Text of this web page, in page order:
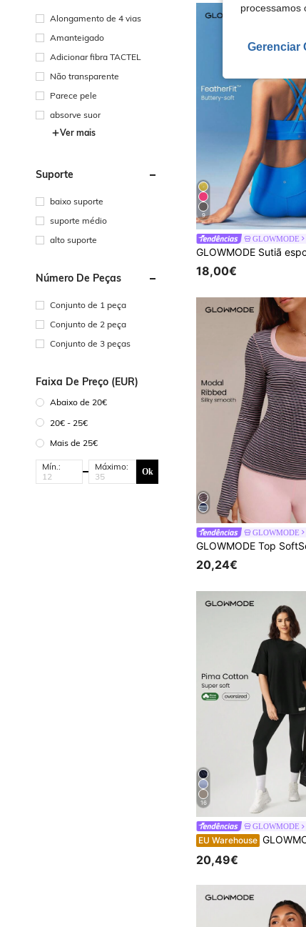
Alongamento de 4 vias
Amanteigado
Adicionar fibra TACTEL
Não transparente
Parece pele
absorve suor
Ver mais
Suporte
baixo suporte
suporte médio
alto suporte
Número De Peças
Conjunto de 1 peça
Conjunto de 2 peça
Conjunto de 3 peças
Faixa De Preço (EUR)
Abaixo de 20€
20€ - 25€
Mais de 25€
Mín.: Máximo: Ok
9
GLOWMODE
18,00€
GLOWMODE
20,24€
16
GLOWMODE
EU Warehouse GLOWMODE Camiseta Pima Cotton
20,49€
processamos
Gerenciar